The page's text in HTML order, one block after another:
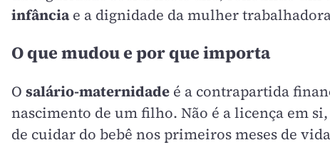
infânciae a dignidade da mulher
O que mudou e por que importa
O salário-maternidade é a contrapartida
nascimento de um filho. Não é a licença em
de cuidar do bebê nos primeiros meses de